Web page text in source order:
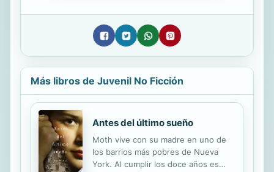
Más libros de Juvenil No Ficción
Antes del último sueño
Moth vive con su madre en uno de
los barrios más pobres de Nueva
York. Al cumplir los doce años es